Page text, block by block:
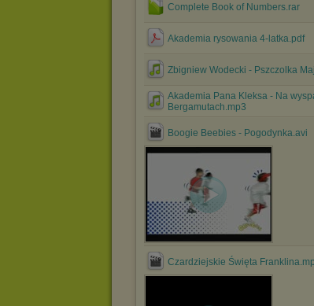
Complete Book of Numbers.rar
Akademia rysowania 4-latka.pdf
Zbigniew Wodecki - Pszczolka
Akademia Pana Kleksa - Na
Bergamutach.mp3
Boogie Beebies - Pogodynka.avi
Czardziejskie Święta